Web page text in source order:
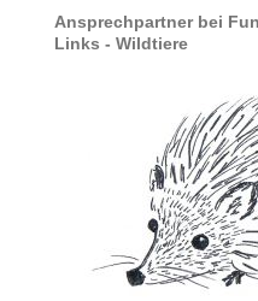
Ansprechpartner bei
Links - Wildtiere